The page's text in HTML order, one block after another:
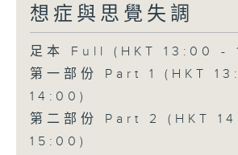
想症與思覺失調
足本 Full (HKT 13:00 -
第一部份 Part 1 (HKT
14:00)
第二部份 Part 2 (HKT
15:00)